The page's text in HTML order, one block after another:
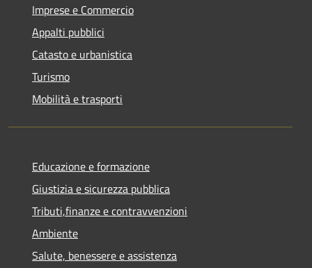
Imprese e Commercio
Appalti pubblici
Catasto e urbanistica
Turismo
Mobilità e trasporti
Educazione e formazione
Giustizia e sicurezza pubblica
Tributi,finanze e contravvenzioni
Ambiente
Salute, benessere e assistenza